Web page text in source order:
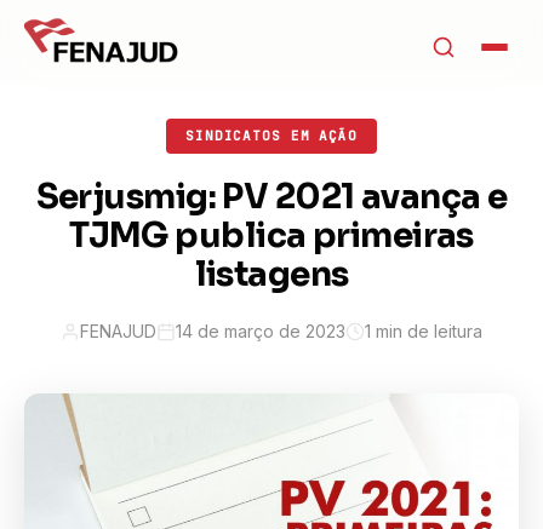
SINDICATOS EM AÇÃO
Serjusmig: PV 2021 avança e
TJMG publica primeiras
listagens
FENAJUD 14 de março de 2023 1 min de leitura